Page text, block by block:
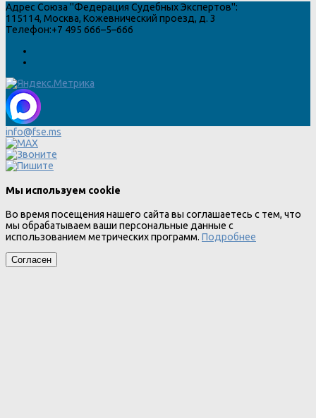
Адрес Союза "Федерация Судебных Экспертов":
115114, Москва, Кожевнический проезд, д. 3
Телефон:+7 495 666–5–666
info@fse.ms
Мы используем cookie
Во время посещения нашего сайта вы соглашаетесь с тем, что
мы обрабатываем ваши персональные данные с
использованием метрических программ. Подробнее
Согласен